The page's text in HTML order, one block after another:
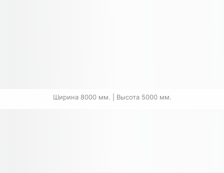
Ширина 8000 мм. | Высота 5000 мм.